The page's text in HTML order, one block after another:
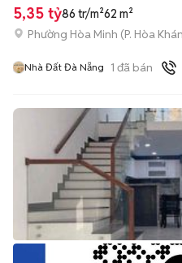
5,35 tỷ86 tr/m²62 m²
Phường Hòa Minh (P. Hòa
Nhà Đất Đà Nẵng 1 đã bán